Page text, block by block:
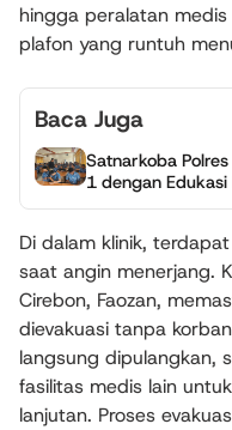
hingga peralatan
plafon yang runtuh
Baca Juga
Satnarkoba
1 dengan
Di dalam klinik,
saat angin menerjang.
Cirebon, Faozan,
dievakuasi tanpa
langsung dipulangkan,
fasilitas medis lain
lanjutan. Proses